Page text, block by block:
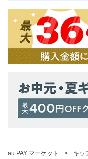
au PAY マーケット > キッ